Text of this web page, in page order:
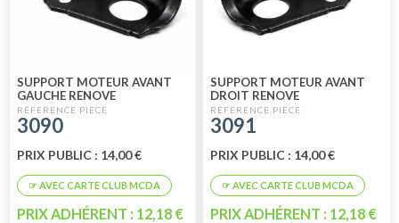
SUPPORT MOTEUR AVANT
GAUCHE RENOVE
3090
PRIX PUBLIC : 14,00 €
PRIX ADHÉRENT : 12,18 €
SUPPORT MOTEUR AVANT
DROIT RENOVE
3091
PRIX PUBLIC : 14,00 €
PRIX ADHÉRENT : 12,18 €